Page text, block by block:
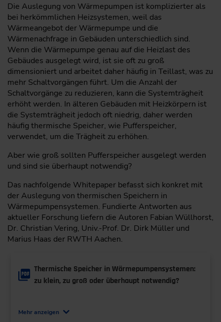
Die Auslegung von Wärmepumpen ist komplizierter als
bei herkömmlichen Heizsystemen, weil das
Wärmeangebot der Wärmepumpe und die
Wärmenachfrage in Gebäuden unterschiedlich sind.
Wenn die Wärmepumpe genau auf die Heizlast des
Gebäudes ausgelegt wird, ist sie oft zu groß
dimensioniert und arbeitet daher häufig in Teillast, was zu
mehr Schaltvorgängen führt. Um die Anzahl der
Schaltvorgänge zu reduzieren, kann die Systemträgheit
erhöht werden. In älteren Gebäuden mit Heizkörpern ist
die Systemträgheit jedoch oft niedrig, daher werden
häufig thermische Speicher, wie Pufferspeicher,
verwendet, um die Trägheit zu erhöhen.
Aber wie groß sollten Pufferspeicher ausgelegt werden
und sind sie überhaupt notwendig?
Das nachfolgende Whitepaper befasst sich konkret mit
der Auslegung von thermischen Speichern in
Wärmepumpensystemen. Fundierte Antworten aus
aktueller Forschung liefern die Autoren Fabian Wüllhorst,
Dr. Christian Vering, Univ.-Prof. Dr. Dirk Müller und
Marius Haas der RWTH Aachen.
Thermische Speicher in Wärmepumpensystemen:
zu klein, zu groß oder überhaupt notwendig?
Müller, Marius Haas
Mehr anzeigen